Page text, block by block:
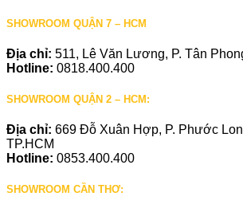
SHOWROOM QUẬN 7 – HCM
Địa chỉ: 511, Lê Văn Lương, P. Tân
Hotline: 0818.400.400
SHOWROOM QUẬN 2 – HCM:
Địa chỉ: 669 Đỗ Xuân Hợp, P. Phước
TP.HCM
Hotline: 0853.400.400
SHOWROOM CẦN THƠ: